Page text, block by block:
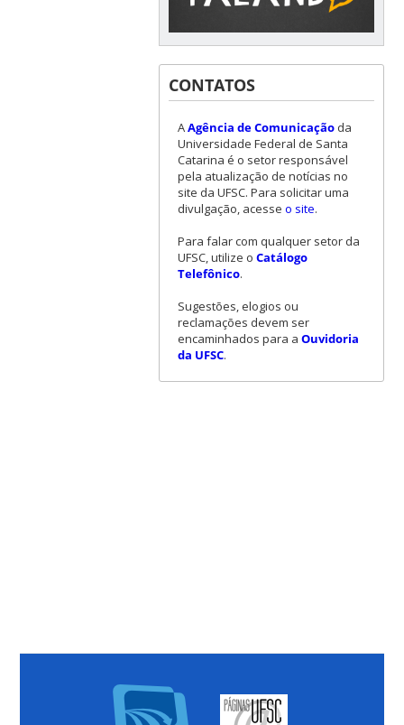
CONTATOS
AAgência de Comunicaçãoda
Universidade Federal de Santa
Catarina é o setor responsável
pela atualização de notícias no
site da UFSC. Para solicitar uma
divulgação, acesse o site.
Para falar com qualquer setor da
UFSC, utilize o Catálogo
Telefônico.
Sugestões, elogios ou
reclamações devem ser
encaminhados para a Ouvidoria
da UFSC.